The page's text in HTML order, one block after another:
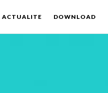
ACTUALITE DOWNLOAD